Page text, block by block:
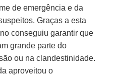
de emergência e da
Graças a esta
conseguiu garantir que
grande parte do
ou na clandestinidade.
aproveitou o